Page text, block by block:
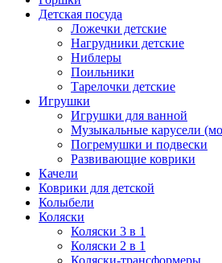
Детская посуда
Ложечки детские
Нагрудники детские
Ниблеры
Поильники
Тарелочки детские
Игрушки
Игрушки для ванной
Музыкальные карусели
Погремушки и подвески
Развивающие коврики
Качели
Коврики для детской
Колыбели
Коляски
Коляски 3 в 1
Коляски 2 в 1